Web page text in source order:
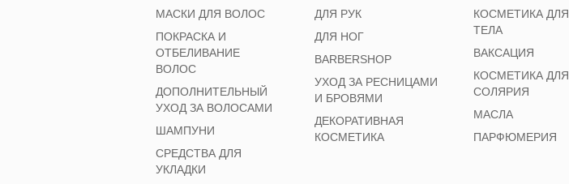
МАСКИ ДЛЯ ВОЛОС
ПОКРАСКА И
ОТБЕЛИВАНИЕ
ВОЛОС
ДОПОЛНИТЕЛЬНЫЙ
УХОД ЗА ВОЛОСАМИ
ШАМПУНИ
СРЕДСТВА ДЛЯ
УКЛАДКИ
ДЛЯ РУК
ДЛЯ НОГ
BARBERSHOP
УХОД ЗА РЕСНИЦАМИ
И БРОВЯМИ
ДЕКОРАТИВНАЯ
КОСМЕТИКА
КОСМЕТИКА ДЛЯ
ТЕЛА
ВАКСАЦИЯ
КОСМЕТИКА ДЛЯ
СОЛЯРИЯ
МАСЛА
ПАРФЮМЕРИЯ